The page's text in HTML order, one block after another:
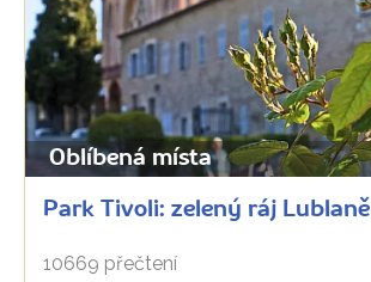
Oblíbená místa
Park Tivoli: zelený ráj Lublaně
10669 přečtení